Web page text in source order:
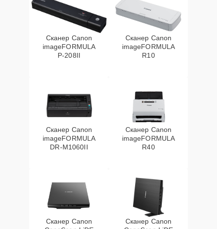
Сканер Canon
imageFORMULA
P‑208II
Сканер Canon
imageFORMULA
R10
Сканер Canon
imageFORMULA
DR‑M1060II
Сканер Canon
imageFORMULA
R40
Сканер Canon
Сканер Canon